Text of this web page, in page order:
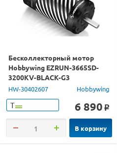
Бесколлекторный мотор
Hobbywing EZRUN-3665SD-
3200KV-BLACK-G3
(5.00/16.5мм, 1/10)
бессенсорный
HW-30402607 Hobbywing
Т 6 890 o
В корзину